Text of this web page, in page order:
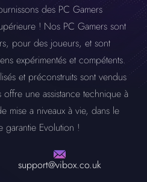
des PC Gamers
! Nos PC Gamers sont
pour des joueurs, et sont
expérimentés et compétents.
et préconstruits sont vendus
une assistance technique à
mise a niveaux à vie, dans le
garantie Evolution !
support@vibox.co.uk